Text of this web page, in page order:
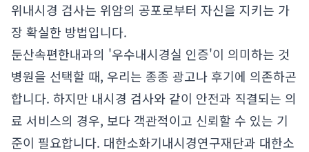
위내시경 검사는 위암의 공포로부터 자신을 지키는 가
장 확실한 방법입니다.
둔산속편한내과의 '우수내시경실 인증'이 의미하는 것
병원을 선택할 때, 우리는 종종 광고나 후기에 의존하곤
합니다. 하지만 내시경 검사와 같이 안전과 직결되는 의
료 서비스의 경우, 보다 객관적이고 신뢰할 수 있는 기
준이 필요합니다. 대한소화기내시경연구재단과 대한소